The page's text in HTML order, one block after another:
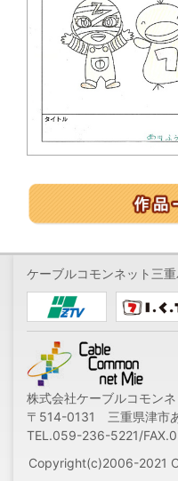
ケーブルコモンネット三
株式会社ケーブルコモン
〒514-0131 三重県津市
TEL.059-236-5221/
Copyright(c)2006-2021